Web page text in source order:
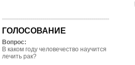
ГОЛОСОВАНИЕ
Вопрос:
В каком году человечество научится
лечить рак?